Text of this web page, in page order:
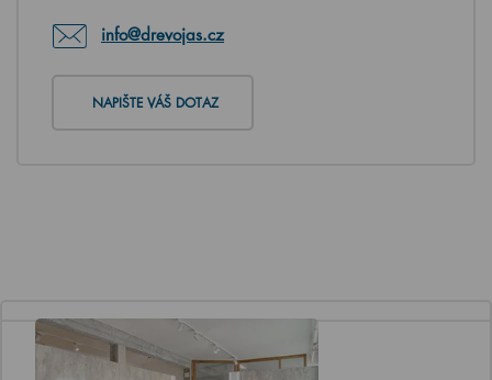
info@drevojas.cz
NAPIŠTE VÁŠ DOTAZ